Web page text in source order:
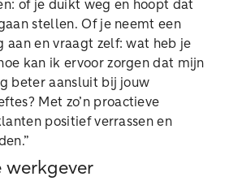
of je duikt weg en hoopt dat
stellen. Of je neemt een
aan en vraagt zelf: wat heb je
kan ik ervoor zorgen dat mijn
beter aansluit bij jouw
Met zo’n proactieve
positief verrassen en
werkgever